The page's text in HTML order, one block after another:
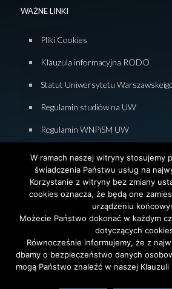
WAŻNE LINKI
Pliki Cookies
Klauzula informacyjna RODO
Statut Uniwersytetu
Regulamin studiów na UW
Regulamin WNPiSM UW
Deklaracja dostępności WNPiSM
© 2026 Wydział Nauk
Międzynarodowych. Uniwersytet
Reserved. Projekt i realizacja strony
W ramach naszej witryny stosujemy
świadczenia Państwu usług na
Korzystanie z witryny bez zmiany
cookies oznacza, że będą one
urządzeniu
Możecie Państwo dokonać w każdym
dotyczących
Równocześnie informujemy, że z
dbamy o bezpieczeństwo danych
mogą Państwo znaleźć w naszej